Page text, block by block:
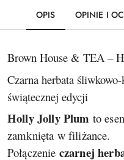
OPIS OPINIE I
Brown House & TEA –
Czarna herbata
świątecznej edycji
Holly Jolly Plum to
zamknięta w filiżance.
Połączenie czarnej